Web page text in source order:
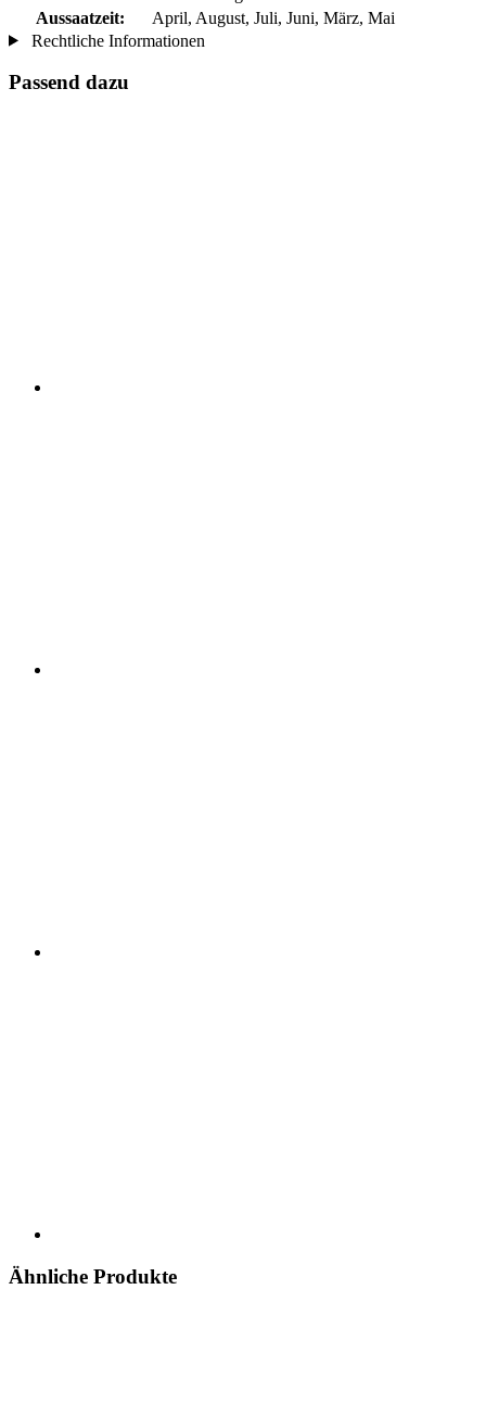
Aussaatzeit:
April, August, Juli, Juni, März, Mai
Rechtliche Informationen
Passend dazu
Ähnliche Produkte